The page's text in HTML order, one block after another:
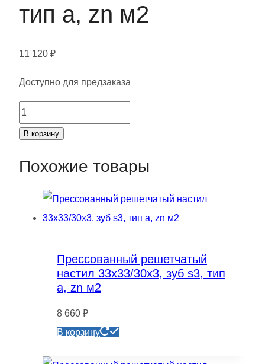
тип а, zn м2
11 120 ₽
Доступно для предзаказа
Количество
товара
решетчатый
33х11/30х3,
В корзину
Похожие товары
Прессованный решетчатый
настил 33х33/30х3, зуб s3, тип
а, zn м2
8 660 ₽
В корзину